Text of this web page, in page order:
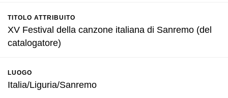
TITOLO ATTRIBUITO
XV Festival della canzone italiana di Sanremo (del
catalogatore)
LUOGO
Italia/Liguria/Sanremo